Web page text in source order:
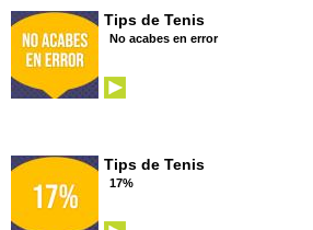
Tips de Tenis
No acabes en error
Tips de Tenis
17%